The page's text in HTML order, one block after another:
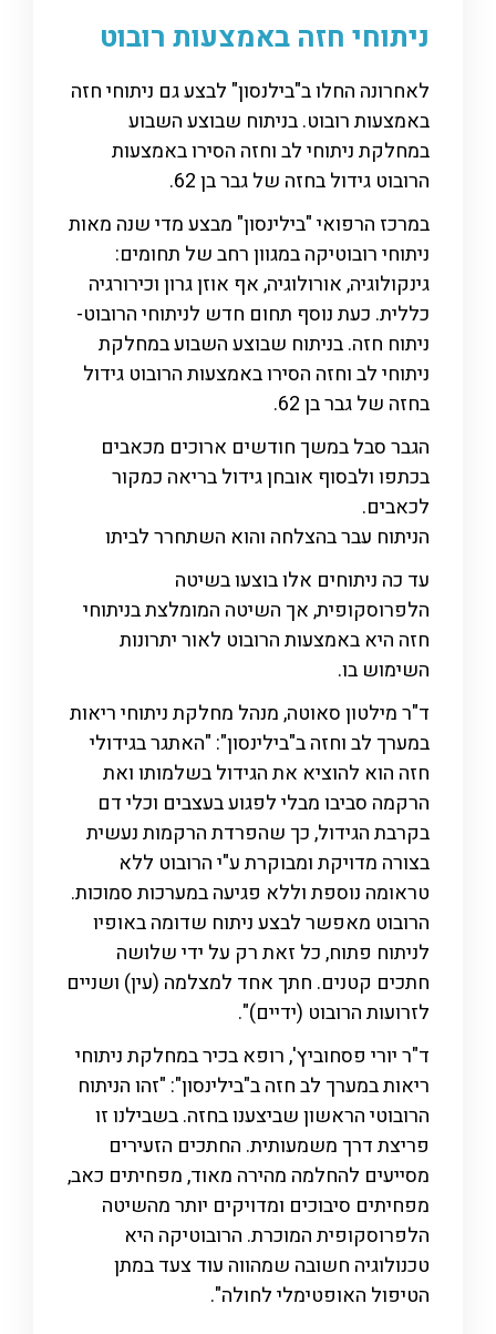
ניתוחי חזה באמצעות רובוט
לאחרונה החלו ב"בילנסון" לבצע גם ניתוחי חזה
באמצעות רובוט. בניתוח שבוצע השבוע
במחלקת ניתוחי לב וחזה הסירו באמצעות
הרובוט גידול בחזה של גבר בן 62.
במרכז הרפואי "בילינסון" מבצע מדי שנה מאות
ניתוחי רובוטיקה במגוון רחב של תחומים:
גינקולוגיה, אורולוגיה, אף אוזן גרון וכירורגיה
כללית. כעת נוסף תחום חדש לניתוחי הרובוט-
ניתוח חזה. בניתוח שבוצע השבוע במחלקת
ניתוחי לב וחזה הסירו באמצעות הרובוט גידול
בחזה של גבר בן 62.
הגבר סבל במשך חודשים ארוכים מכאבים
בכתפו ולבסוף אובחן גידול בריאה כמקור
לכאבים.
הניתוח עבר בהצלחה והוא השתחרר לביתו
עד כה ניתוחים אלו בוצעו בשיטה
הלפרוסקופית, אך השיטה המומלצת בניתוחי
חזה היא באמצעות הרובוט לאור יתרונות
השימוש בו.
ד"ר מילטון סאוטה, מנהל מחלקת ניתוחי ריאות
במערך לב וחזה ב"בילינסון": "האתגר בגידולי
חזה הוא להוציא את הגידול בשלמותו ואת
הרקמה סביבו מבלי לפגוע בעצבים וכלי דם
בקרבת הגידול, כך שהפרדת הרקמות נעשית
בצורה מדויקת ומבוקרת ע"י הרובוט ללא
טראומה נוספת וללא פגיעה במערכות סמוכות.
הרובוט מאפשר לבצע ניתוח שדומה באופיו
לניתוח פתוח, כל זאת רק על ידי שלושה
חתכים קטנים. חתך אחד למצלמה (עין) ושניים
לזרועות הרובוט (ידיים)".
ד"ר יורי פסחוביץ', רופא בכיר במחלקת ניתוחי
ריאות במערך לב חזה ב"בילינסון": "זהו הניתוח
הרובוטי הראשון שביצענו בחזה. בשבילנו זו
פריצת דרך משמעותית. החתכים הזעירים
מסייעים להחלמה מהירה מאוד, מפחיתים כאב,
מפחיתים סיבוכים ומדויקים יותר מהשיטה
הלפרוסקופית המוכרת. הרובוטיקה היא
טכנולוגיה חשובה שמהווה עוד צעד במתן
הטיפול האופטימלי לחולה".